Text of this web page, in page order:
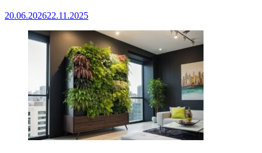
20.06.202622.11.2025